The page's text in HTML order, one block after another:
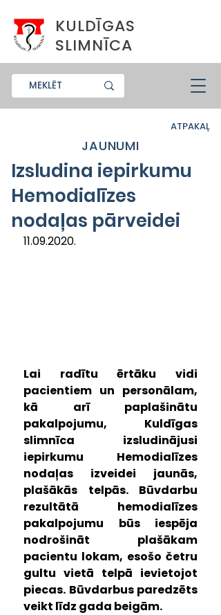
KULDĪGAS
SLIMNĪCA
ATPAKAĻ
JAUNUMI
Izsludina iepirkumu
Hemodialīzes
nodaļas pārveidei
11.09.2020.
Lai radītu ērtāku vidi
pacientiem un personālam,
kā arī paplašinātu
pakalpojumu, Kuldīgas
slimnīca izsludinājusi
iepirkumu Hemodialīzes
nodaļas izveidei jaunās,
plašākās telpās. Būvdarbu
rezultātā hemodialīzes
pakalpojumu būs iespēja
nodrošināt plašākam
pacientu lokam, esošo četru
gultu vietā telpā ievietojot
piecas. Būvdarbus paredzēts
veikt līdz gada beigām.